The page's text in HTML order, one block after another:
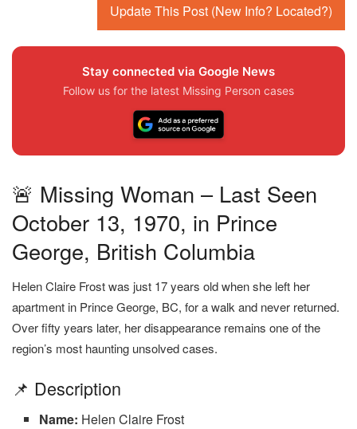
Update This Post (New Info? Located?)
Stay connected via Google News
Follow us for the latest Missing Person cases
🚨 Missing Woman – Last Seen
October 13, 1970, in Prince
George, British Columbia
Helen Claire Frost was just 17 years old when she left her
apartment in Prince George, BC, for a walk and never returned.
Over fifty years later, her disappearance remains one of the
region’s most haunting unsolved cases.
📌 Description
Name: Helen Claire Frost